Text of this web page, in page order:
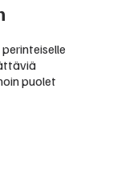
puolet